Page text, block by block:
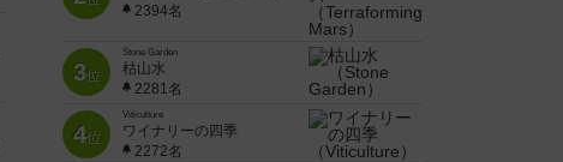
2394名
3位
Stone Garden
枯山水
2281名
4位
Viticulture
ワイナリーの四季
2272名